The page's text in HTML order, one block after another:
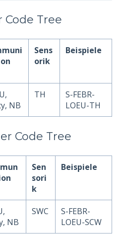
Code Tree
Sens
orik
Beispiele
NB
TH
S-FEBR-
LOEU-TH
Code Tree
Sen
sori
k
Beispiele
NB
SWC
S-FEBR-
LOEU-SCW